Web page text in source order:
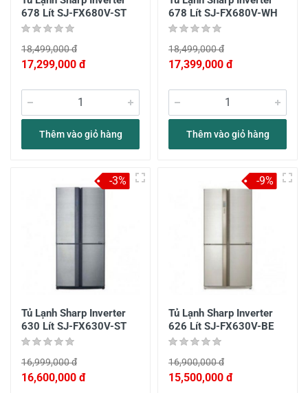
678 Lít SJ-FX680V-ST
18,499,000 đ
17,299,000 đ
Thêm vào giỏ hàng
678 Lít SJ-FX680V-WH
18,499,000 đ
17,399,000 đ
Thêm vào giỏ hàng
Tủ Lạnh Sharp Inverter
630 Lít SJ-FX630V-ST
16,999,000 đ
16,600,000 đ
-3%
Tủ Lạnh Sharp Inverter
626 Lít SJ-FX630V-BE
16,900,000 đ
15,500,000 đ
-9%